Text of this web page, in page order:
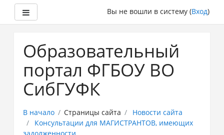
основному
Вы не вошли в систему (Вход)
Образовательный
портал ФГБОУ ВО
СибГУФК
В начало Страницы сайта
Новости сайта
Консультации для МАГИСТРАНТОВ, имеющих